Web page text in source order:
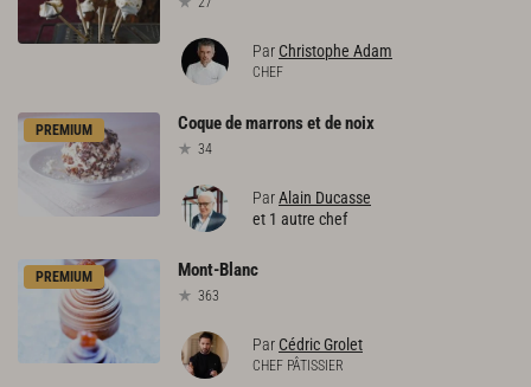
Par Christophe Adam
CHEF
PREMIUM Coquedemarronsetdenoix
34
ParAlain Ducasse
et 1 autre chef
PREMIUM Mont-Blanc
363
Par Cédric Grolet
CHEF PÂTISSIER